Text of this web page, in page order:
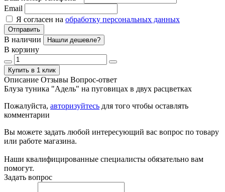
Email
Я согласен на обработку персональных данных
Отправить
В наличии Нашли дешевле?
В корзину
Купить в 1 клик
Описание Отзывы Вопрос-ответ
Блуза туника "Адель" на пуговицах в двух расцветках
Пожалуйста, авторизуйтесь для того чтобы оставлять
комментарии
Вы можете задать любой интересующий вас вопрос по товару
или работе магазина.
Наши квалифицированные специалисты обязательно вам
помогут.
Задать вопрос